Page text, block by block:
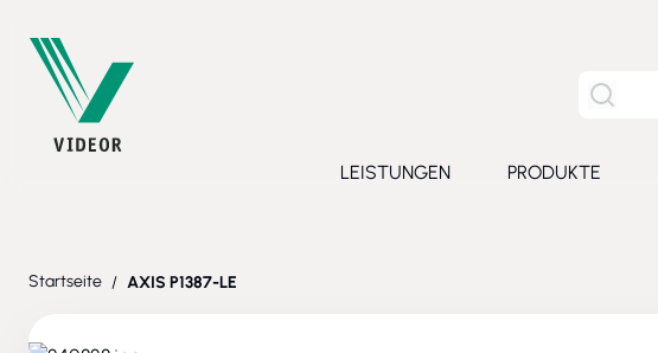
Site Suche
LEISTUNGEN
PRODUKTE
Startseite / AXIS P1387-LE